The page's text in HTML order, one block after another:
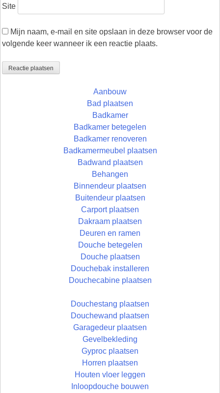
Site
Mijn naam, e-mail en site opslaan in deze browser voor de
volgende keer wanneer ik een reactie plaats.
Aanbouw
Bad plaatsen
Badkamer
Badkamer betegelen
Badkamer renoveren
Badkamermeubel plaatsen
Badwand plaatsen
Behangen
Binnendeur plaatsen
Buitendeur plaatsen
Carport plaatsen
Dakraam plaatsen
Deuren en ramen
Douche betegelen
Douche plaatsen
Douchebak installeren
Douchecabine plaatsen
Douchestang plaatsen
Douchewand plaatsen
Garagedeur plaatsen
Gevelbekleding
Gyproc plaatsen
Horren plaatsen
Houten vloer leggen
Inloopdouche bouwen